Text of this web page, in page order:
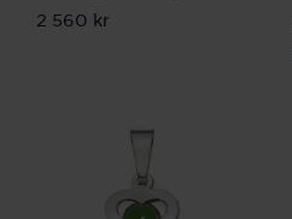
Pris:2 560 kr
2 560 kr